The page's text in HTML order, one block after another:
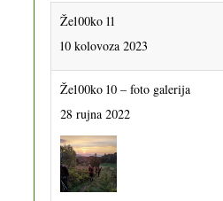
Že100ko 11
10 kolovoza 2023
Že100ko 10 – foto galerija
28 rujna 2022